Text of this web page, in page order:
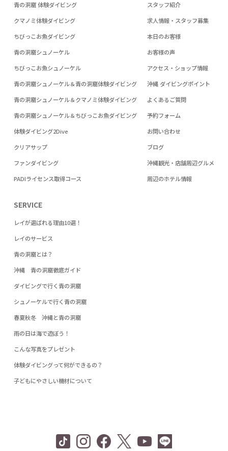
青の洞窟 体験ダイビング
クマノミ体験ダイビング
ちびっこお魚ダイビング
青の洞窟シュノーケル
ちびっこお魚シュノーケル
青の洞窟シュノーケル＆青の洞窟体験ダイビング
青の洞窟シュノーケル＆クマノミ体験ダイビング
青の洞窟シュノーケル＆ちびっこお魚ダイビング
体験ダイビング2Dive
クリアサップ
ファンダイビング
PADIライセンス取得コース
SERVICE
レイが選ばれる理由10選！
レイのサービス
青の洞窟とは？
沖縄 青の洞窟徹底ガイド
ダイビングで行く青の洞窟
シュノーケルで行く青の洞窟
春夏秋冬 沖縄と青の洞窟
雨の日は海で遊ぼう！
こんな写真をプレゼント
体験ダイビングって何ができるの？
子どもにやさしい機材について
スタッフ紹介
求人情報・スタッフ募集
本日のお客様
お客様の声
アクセス・ショップ情報
沖縄 ダイビングポイント
よくあるご質問
予約フォーム
お問い合わせ
ブログ
沖縄観光・店舗周辺グルメ
周辺のホテル情報